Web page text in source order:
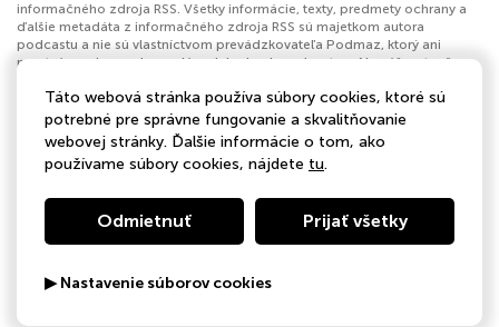
informačného zdroja RSS. Všetky informácie, texty, predmety ochrany a
ďalšie metadáta z informačného zdroja RSS sú majetkom autora
podcastu a nie sú vlastníctvom prevádzkovateľa Podmaz, ktorý ani
nevytvára ani nezodpovedá za ich obsah podcastov. Ak máš za to, že
nahlásiť obsah. Ak je toto tvoj podcast a chceš získať kontrolu nad týmto
profilomklikni sem.
Autor:Beasy.sk
Kategórie:
Táto webová stránka používa súbory cookies, ktoré sú
potrebné pre správne fungovanie a skvalitňovanie
webovej stránky. Ďalšie informácie o tom, ako
používame súbory cookies, nájdete tu.
Odmietnuť Prijať všetky
▶ Nastavenie súborov cookies